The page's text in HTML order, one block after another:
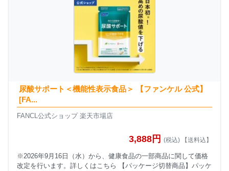
尿酸サポート＜機能性表示食品＞ 【ファンケル 公式】
[FA...
FANCL公式ショップ 楽天市場店
3,888円 (税込) 【送料込】
※2026年9月16日（水）から、健康食品の一部商品に関して価格
改定を行います。詳しくはこちら 【パッケージ切替商品】パッケ